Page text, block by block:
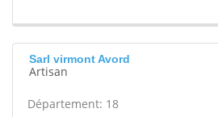
Sarl virmont Avord
Artisan
Département: 18